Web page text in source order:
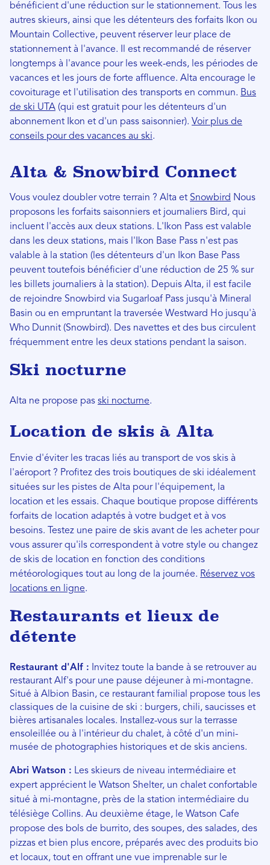
bénéficient d'une réduction sur le stationnement. Tous les
autres skieurs, ainsi que les détenteurs des forfaits Ikon ou
Mountain Collective, peuvent réserver leur place de
stationnement à l'avance. Il est recommandé de réserver
longtemps à l'avance pour les week-ends, les périodes de
vacances et les jours de forte affluence. Alta encourage le
covoiturage et l'utilisation des transports en commun. Bus
de ski UTA (qui est gratuit pour les détenteurs d'un
abonnement Ikon et d'un pass saisonnier). Voir plus de
conseils pour des vacances au ski.
Alta & Snowbird Connect
Vous voulez doubler votre terrain ? Alta et Snowbird Nous
proposons les forfaits saisonniers et journaliers Bird, qui
incluent l'accès aux deux stations. L'Ikon Pass est valable
dans les deux stations, mais l'Ikon Base Pass n'est pas
valable à la station (les détenteurs d'un Ikon Base Pass
peuvent toutefois bénéficier d'une réduction de 25 % sur
les billets journaliers à la station). Depuis Alta, il est facile
de rejoindre Snowbird via Sugarloaf Pass jusqu'à Mineral
Basin ou en empruntant la traversée Westward Ho jusqu'à
Who Dunnit (Snowbird). Des navettes et des bus circulent
fréquemment entre les deux stations pendant la saison.
Ski nocturne
Alta ne propose pas ski nocturne.
Location de skis à Alta
Envie d'éviter les tracas liés au transport de vos skis à
l'aéroport ? Profitez des trois boutiques de ski idéalement
situées sur les pistes de Alta pour l'équipement, la
location et les essais. Chaque boutique propose différents
forfaits de location adaptés à votre budget et à vos
besoins. Testez une paire de skis avant de les acheter pour
vous assurer qu'ils correspondent à votre style ou changez
de skis de location en fonction des conditions
météorologiques tout au long de la journée. Réservez vos
locations en ligne.
Restaurants et lieux de
détente
Restaurant d'Alf : Invitez toute la bande à se retrouver au
restaurant Alf's pour une pause déjeuner à mi-montagne.
Situé à Albion Basin, ce restaurant familial propose tous les
classiques de la cuisine de ski : burgers, chili, saucisses et
bières artisanales locales. Installez-vous sur la terrasse
ensoleillée ou à l'intérieur du chalet, à côté d'un mini-
musée de photographies historiques et de skis anciens.
Abri Watson : Les skieurs de niveau intermédiaire et
expert apprécient le Watson Shelter, un chalet confortable
situé à mi-montagne, près de la station intermédiaire du
télésiège Collins. Au deuxième étage, le Watson Cafe
propose des bols de burrito, des soupes, des salades, des
pizzas et bien plus encore, préparés avec des produits bio
et locaux, tout en offrant une vue imprenable sur le